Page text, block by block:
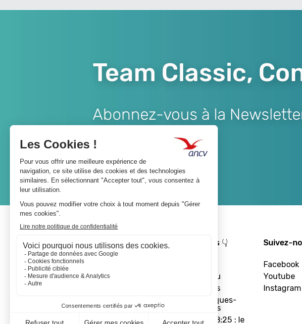
Team Classic,
Abonnez-vous à la
A propos 👇
Le réseau
Les actus
Les Chèques-
Vacances
Départ 18:25 : le
Suivez-
Facebook
Youtube
Instagram